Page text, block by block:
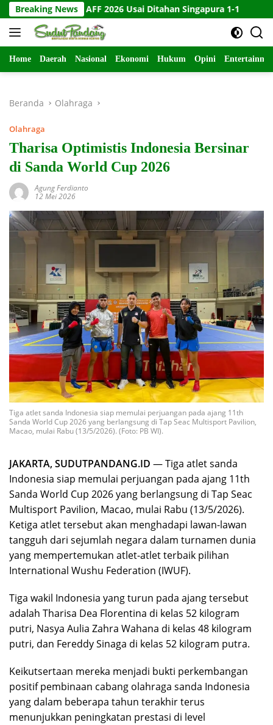
Langsung
ke
konten
Breaking News
AFF 2026 Usai Ditahan Singapura 1-1 10 Kartu
Home Daerah Nasional Ekonomi Hukum Opini
Beranda Olahraga
Olahraga
Tharisa Optimistis Indonesia Bersinar
di Sanda World Cup 2026
Agung Ferdianto
12 Mei 2026
Tiga atlet sanda Indonesia siap memulai perjuangan pada ajang 11th
Sanda World Cup 2026 yang berlangsung di Tap Seac Multisport Pavilion,
Macao, mulai Rabu (13/5/2026). (Foto: PB WI).
JAKARTA, SUDUTPANDANG.ID — Tiga atlet sanda
Indonesia siap memulai perjuangan pada ajang 11th
Sanda World Cup 2026 yang berlangsung di Tap Seac
Multisport Pavilion, Macao, mulai Rabu (13/5/2026).
Ketiga atlet tersebut akan menghadapi lawan-lawan
tangguh dari sejumlah negara dalam turnamen dunia
yang mempertemukan atlet-atlet terbaik pilihan
International Wushu Federation (IWUF).
Tiga wakil Indonesia yang turun pada ajang tersebut
adalah Tharisa Dea Florentina di kelas 52 kilogram
putri, Nasya Aulia Zahra Wahana di kelas 48 kilogram
putri, dan Fereddy Sinaga di kelas 52 kilogram putra.
Keikutsertaan mereka menjadi bukti perkembangan
positif pembinaan cabang olahraga sanda Indonesia
yang dalam beberapa tahun terakhir terus
menunjukkan peningkatan prestasi di level